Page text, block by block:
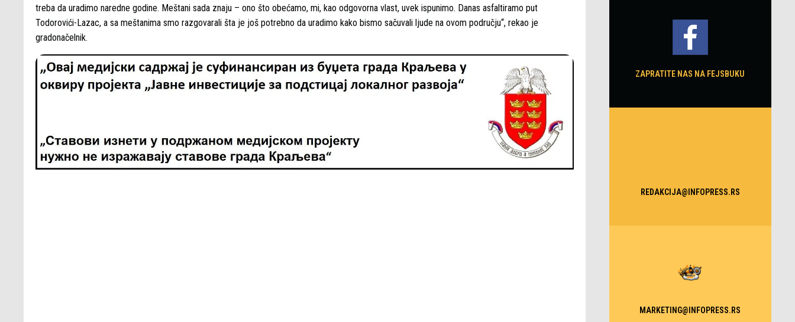
treba da uradimo naredne godine. Meštani sada znaju – ono što obećamo, mi, kao odgovorna vlast, uvek ispunimo. Danas asfaltiramo put
Todorovići-Lazac, a sa meštanima smo razgovarali šta je još potrebno da uradimo kako bismo sačuvali ljude na ovom području“, rekao je
gradonačelnik.
ZAPRATITE NAS NA FEJSBUKU
REDAKCIJA@INFOPRESS.RS
MARKETING@INFOPRESS.RS